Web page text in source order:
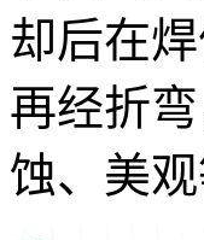
却后在
再经折
蚀、美观